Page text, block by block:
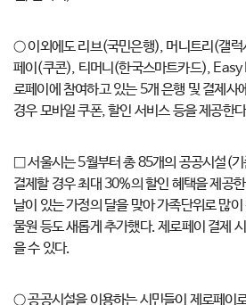
○ 이외에도 리브(국민은행), 머니트리(갤럭
페이(쿠콘), 티머니(한국스마트카드), Easy
로페이에 참여하고 있는 5개 은행 및 결제사
경우 모바일 쿠폰, 할인 서비스 등을 제공한
□ 서울시는 5월부터 총 85개의 공공시설(
결제할 경우 최대 30%의 할인 혜택을 제공
날이 있는 가정의 달을 맞아 가족단위로 많
물원 등도 새롭게 추가했다. 제로페이 결제
을 수 있다.
○ 공공시설을 이용하는 시민들이 제로페이